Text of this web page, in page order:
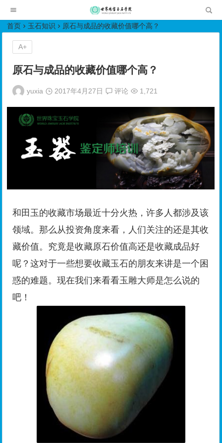
首页 玉石知识 原石与成品的收藏价值哪个高？
原石与成品的收藏价值哪个高？
yuxia 2017年4月27日 评论 1,721
和田玉的收藏市场最近十分火热，许多人都涉及该
领域。那么从投资角度来看，人们关注的还是其收
藏价值。究竟是收藏原石价值高还是收藏成品好
呢？这对于一些想要收藏玉石的朋友来讲是一个困
惑的难题。现在我们来看看玉雕大师是怎么说的
吧！
A+